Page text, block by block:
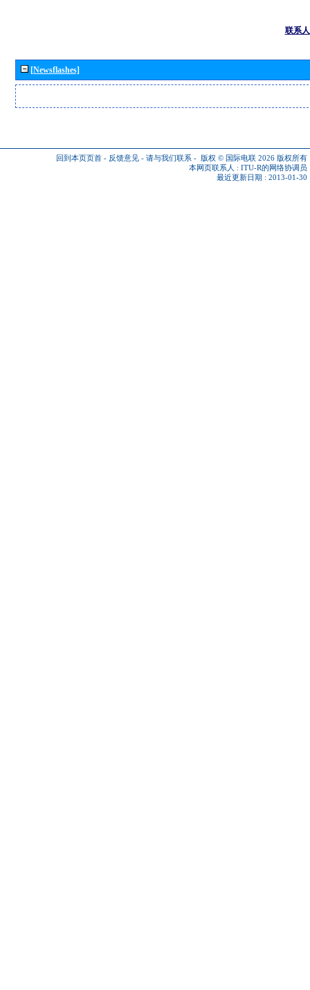
联系人
[Newsflashes]
回到本页页首 - 反馈意见 - 请与我们联系 - 版权 © 国际电联 2026 版权所有
本网页联系人 : ITU-R的网络协调员
最近更新日期 : 2013-01-30